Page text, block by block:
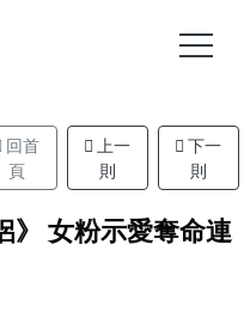
回首
頁
上一
則
下一
則
》 女粉示愛奪命連